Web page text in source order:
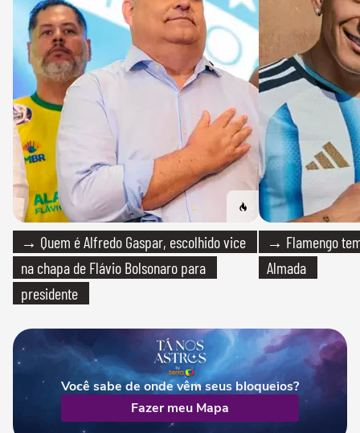
→ Quem é Alfredo Gaspar, escolhido vice
na chapa de Flávio Bolsonaro para
presidente
→ Flamengo
Almada
Você sabe de onde vêm seus bloqueios?
Fazer meu Mapa